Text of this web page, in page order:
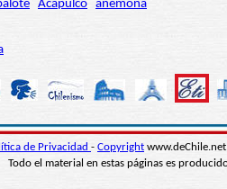
Acapulco anémona
de Privacidad - Copyright
Todo el material en estas páginas es